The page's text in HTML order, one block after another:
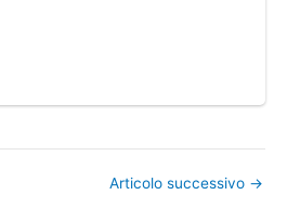
Articolo successivo →